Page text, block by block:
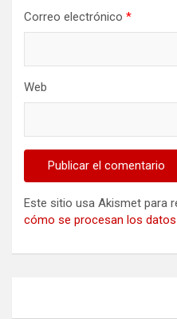
Correo electrónico *
Web
Este sitio usa Akismet para
cómo se procesan los